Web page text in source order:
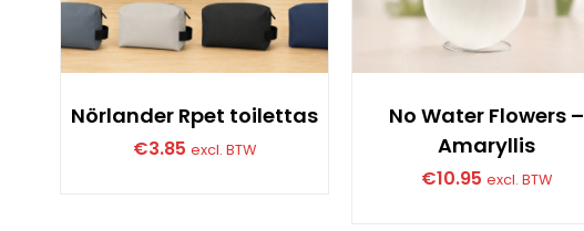
Nörlander Rpet toilettas
€3.85 excl. BTW
No Water Flowers –
Amaryllis
€10.95 excl. BTW